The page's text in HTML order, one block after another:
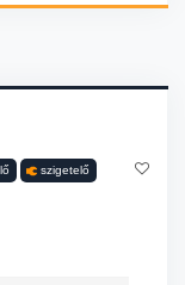
szigetelő